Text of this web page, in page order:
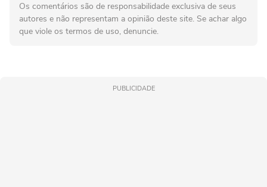
Os comentários são de responsabilidade exclusiva de seus
autores e não representam a opinião deste site. Se achar algo
que viole os termos de uso, denuncie.
PUBLICIDADE